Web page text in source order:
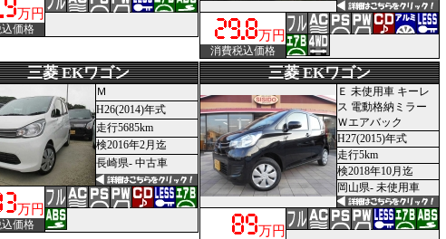
万円
価格 万円
消費税込価格
三菱 EKワゴン
Ｍ
H26(2014)年式
走行5685km
検2016年2月迄
長崎県- 中古車
万円
価格
三菱 EKワゴン
Ｅ 未使用車 キーレ
ス 電動格納ミラー
Ｗエアバック
H27(2015)年式
走行5km
検2018年10月迄
岡山県- 未使用車
万円